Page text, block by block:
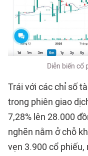
Diễn biến cổ
Trái với các chỉ số
trong phiên giao
7,28% lên 28.000
nghẽn nằm ở chỗ
vẹn 3.900 cổ